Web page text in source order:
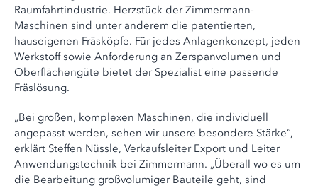
Raumfahrtindustrie. Herzstück der Zimmermann-
Maschinen sind unter anderem die patentierten,
hauseigenen Fräsköpfe. Für jedes Anlagenkonzept, jeden
Werkstoff sowie Anforderung an Zerspanvolumen und
Oberflächengüte bietet der Spezialist eine passende
Fräslösung.
„Bei großen, komplexen Maschinen, die individuell
angepasst werden, sehen wir unsere besondere Stärke“,
erklärt Steffen Nüssle, Verkaufsleiter Export und Leiter
Anwendungstechnik bei Zimmermann. „Überall wo es um
die Bearbeitung großvolumiger Bauteile geht, sind